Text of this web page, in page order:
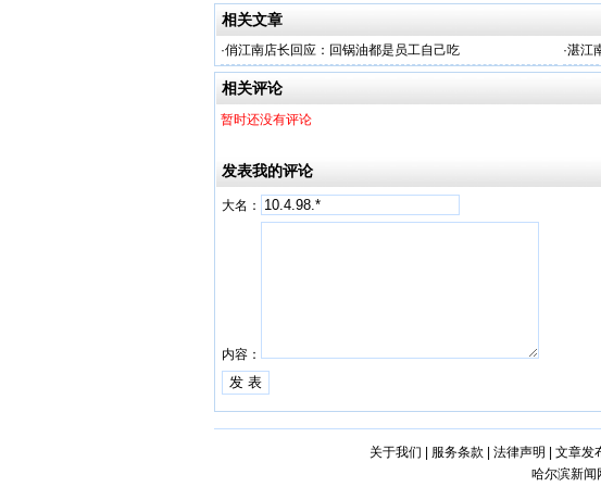
相关文章
·俏江南店长回应：回锅油都是员工自己吃 ·湛江
相关评论
暂时还没有评论
发表我的评论
大名：
内容：
关于我们 服务条款 法律声明 文章发
哈尔滨新闻